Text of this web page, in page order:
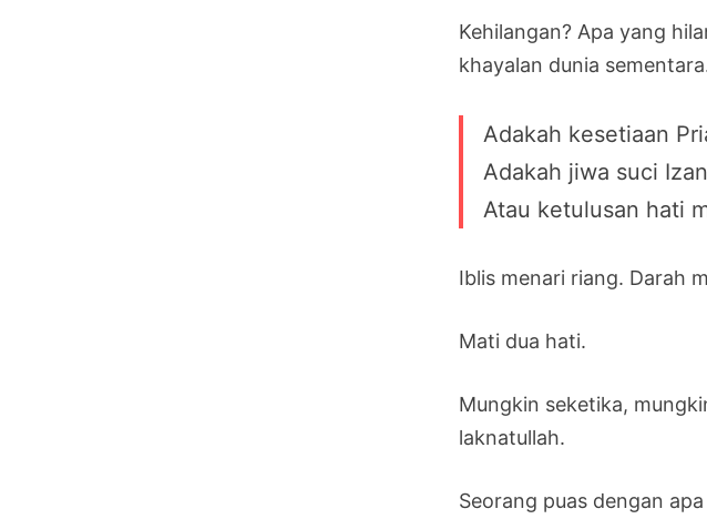
Kehilangan? Apa yang
khayalan dunia
Adakah kesetiaan
Adakah jiwa suci Izan
Atau ketulusan hati
Iblis menari riang. Darah
Mati dua hati.
Mungkin seketika,
laknatullah.
Seorang puas dengan